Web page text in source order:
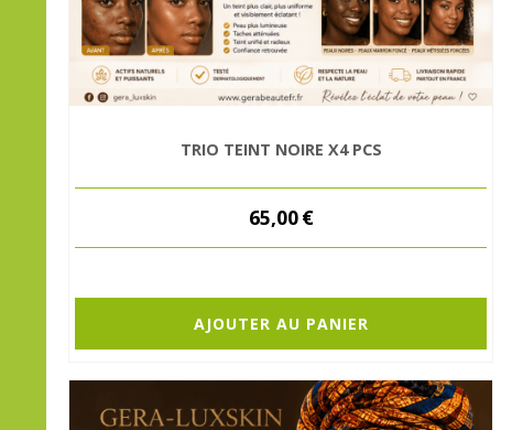
TRIO TEINT NOIRE X4 PCS
65,00€
AJOUTER AU PANIER